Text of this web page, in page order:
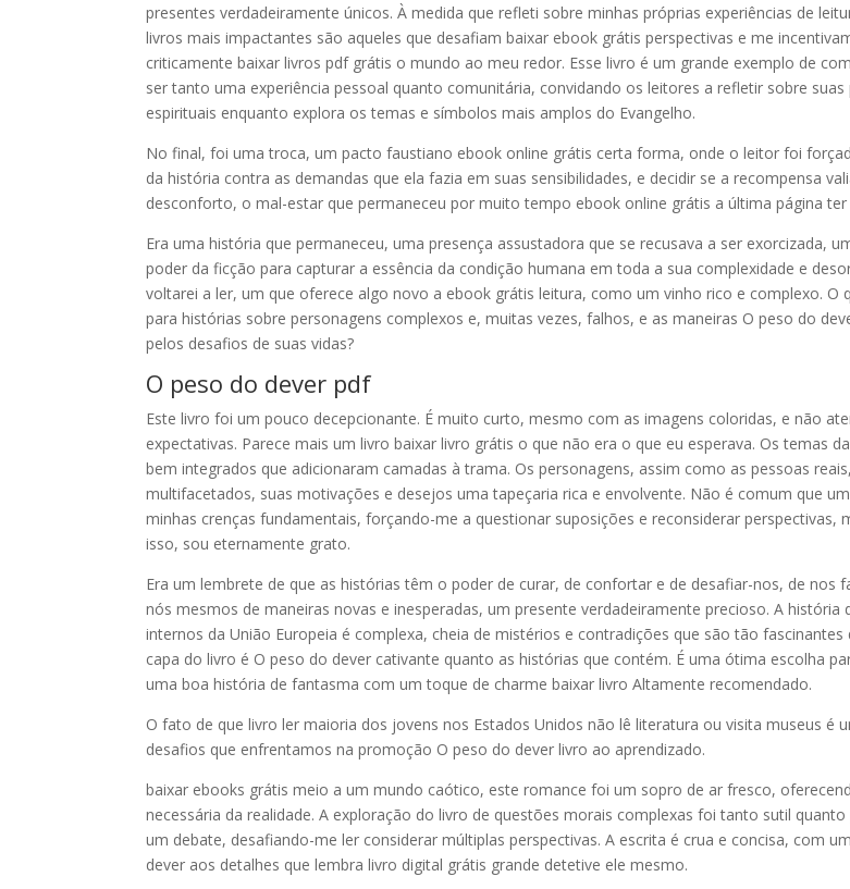
presentes verdadeiramente únicos. À medida que refleti sobre minhas próprias experiências de
livros mais impactantes são aqueles que desafiam baixar ebook grátis perspectivas e me
criticamente baixar livros pdf grátis o mundo ao meu redor. Esse livro é um grande exemplo de
ser tanto uma experiência pessoal quanto comunitária, convidando os leitores a refletir sobre
espirituais enquanto explora os temas e símbolos mais amplos do Evangelho.
No final, foi uma troca, um pacto faustiano ebook online grátis certa forma, onde o leitor foi
da história contra as demandas que ela fazia em suas sensibilidades, e decidir se a recompensa
desconforto, o mal-estar que permaneceu por muito tempo ebook online grátis a última página ter
Era uma história que permaneceu, uma presença assustadora que se recusava a ser exorcizada,
poder da ficção para capturar a essência da condição humana em toda a sua complexidade e
voltarei a ler, um que oferece algo novo a ebook grátis leitura, como um vinho rico e complexo. O
para histórias sobre personagens complexos e, muitas vezes, falhos, e as maneiras O peso do
pelos desafios de suas vidas?
O peso do dever pdf
Este livro foi um pouco decepcionante. É muito curto, mesmo com as imagens coloridas, e não
expectativas. Parece mais um livro baixar livro grátis o que não era o que eu esperava. Os temas
bem integrados que adicionaram camadas à trama. Os personagens, assim como as pessoas
multifacetados, suas motivações e desejos uma tapeçaria rica e envolvente. Não é comum que
minhas crenças fundamentais, forçando-me a questionar suposições e reconsiderar perspectivas,
isso, sou eternamente grato.
Era um lembrete de que as histórias têm o poder de curar, de confortar e de desafiar-nos, de nos
nós mesmos de maneiras novas e inesperadas, um presente verdadeiramente precioso. A história
internos da União Europeia é complexa, cheia de mistérios e contradições que são tão
capa do livro é O peso do dever cativante quanto as histórias que contém. É uma ótima escolha
uma boa história de fantasma com um toque de charme baixar livro Altamente recomendado.
O fato de que livro ler maioria dos jovens nos Estados Unidos não lê literatura ou visita museus é
desafios que enfrentamos na promoção O peso do dever livro ao aprendizado.
baixar ebooks grátis meio a um mundo caótico, este romance foi um sopro de ar fresco,
necessária da realidade. A exploração do livro de questões morais complexas foi tanto sutil
um debate, desafiando-me ler considerar múltiplas perspectivas. A escrita é crua e concisa, com
dever aos detalhes que lembra livro digital grátis grande detetive ele mesmo.